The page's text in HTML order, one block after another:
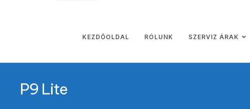
KEZDŐOLDAL RÓLUNK SZERVIZ ÁRAK
P9 Lite